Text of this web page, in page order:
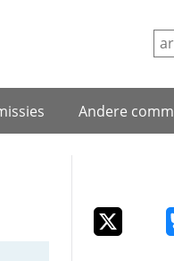
Andere
Deel dit item